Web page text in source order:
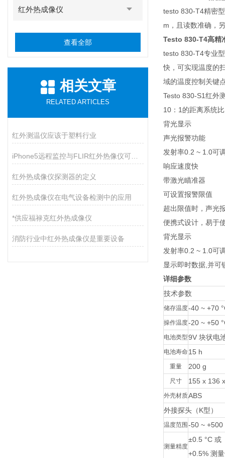
红外热成像仪
查看全部
相关文章
RELATED ARTICLES
红外测温仪应该于塑料行业
红外热成像仪探测器的定义
红外热成像仪在电气设备检测中的应用
*供应福禄克红外热成像仪
消防行业中红外热成像仪是重要设备
testo 830-T4精密
m，且读数准确，
Testo 830-T4高精
testo 830-T4专业
快，可实现温度的
域的温度控制关键
Testo 830-S1红外
10：1的距离系统比
背光显示
声光报警功能
发射率0.2 ~ 1.0可
响应速度快
带激光瞄准器
可设置报警限值
超出限值时，声光
便携式设计，易于
背光显示
发射率0.2 ~ 1.0可
显示即时数据,并可
详细参数
技术参数
储存温度-40 ~ +70
操作温度-20 ~ +50
电池类型9V 块状电
电池寿命15 h
重量 200 g
尺寸 155 x 136
外壳材质ABS
外接探头（K型）
温度范围 -50 ~ +500
测量精度
±0.5 °C 或
+0.5% 测